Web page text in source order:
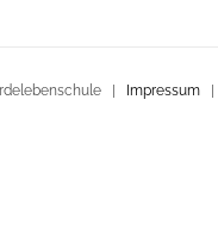
| Impressum|